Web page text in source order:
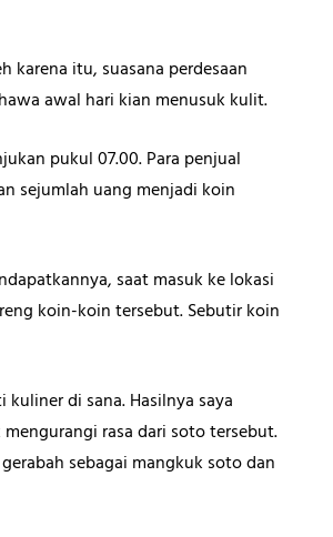
itu, suasana perdesaan
awal hari kian menusuk kulit.
pukul 07.00. Para penjual
sejumlah uang menjadi koin
saat masuk ke lokasi
koin-koin tersebut. Sebutir koin
di sana. Hasilnya saya
rasa dari soto tersebut.
sebagai mangkuk soto dan